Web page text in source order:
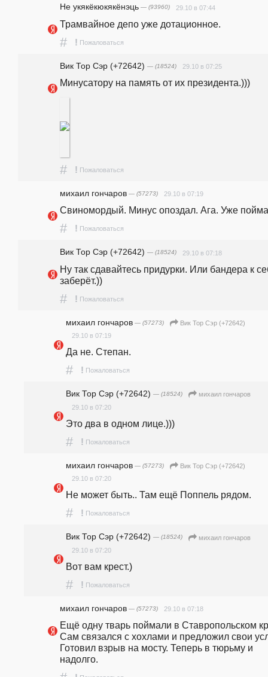
Не укякёкюкякёнэць — (93960) 29.10 в 07:44
Трамвайное депо уже дотационное.
# ! Пожаловаться
Вик Тор Сэр (+72642) — (18524) 29.10 в 07:25
Минусатору на память от их президента.)))
# ! Пожаловаться
михаил гончаров — (57273) 29.10 в 07:19
Свиномордый. Минус опоздал. Ага. Уже
# ! Пожаловаться
Вик Тор Сэр (+72642) — (18524) 29.10 в 07:18
Ну так сдавайтесь придурки. Или бандера к
заберёт.))
# ! Пожаловаться
михаил гончаров — (57273)
Вик Тор Сэр (+72642)
29.10 в 07:19
Да не. Степан.
# ! Пожаловаться
Вик Тор Сэр (+72642) — (18524)
михаил гончаров
29.10 в 07:20
Это два в одном лице.)))
# ! Пожаловаться
михаил гончаров — (57273)
Вик Тор Сэр (+72642)
29.10 в 07:20
Не может быть.. Там ещё Поппель рядом.
# ! Пожаловаться
Вик Тор Сэр (+72642) — (18524)
михаил гончаров
29.10 в 07:20
Вот вам крест.)
# ! Пожаловаться
михаил гончаров — (57273) 29.10 в 07:18
Ещё одну тварь поймали в Ставропольском
Сам связался с хохлами и предложил свои
Готовил взрыв на мосту. Теперь в тюрьму и
надолго.